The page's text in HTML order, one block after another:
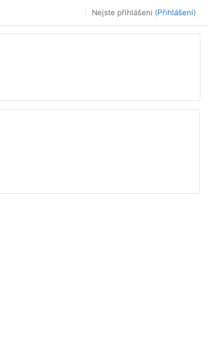
Nejste přihlášeni (Přihlášení)